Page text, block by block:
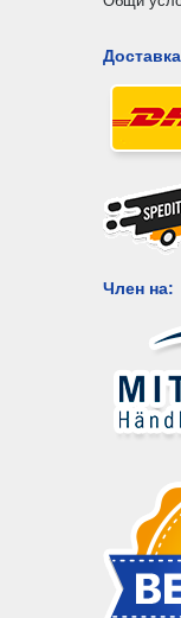
Доставка
Член на: